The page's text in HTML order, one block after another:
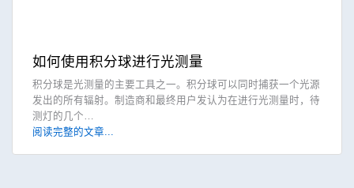
如何使用积分球进行光测量
积分球是光测量的主要工具之一。积分球可以同时捕获一个光源
发出的所有辐射。制造商和最终用户发认为在进行光测量时，待
测灯的几个…
阅读完整的文章...